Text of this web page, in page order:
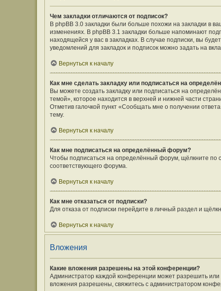
Чем закладки отличаются от подписок?
В phpBB 3.0 закладки были больше похожи на закладки в
изменениях. В phpBB 3.1 закладки больше напоминают
находящейся у вас в закладках. В случае подписки, вы
уведомлений для закладок и подписок можно задать на
Вернуться к началу
Как мне сделать закладку или подписаться на
Вы можете создать закладку или подписаться на
темой», которое находится в верхней и нижней части
Отметив галочкой пункт «Сообщать мне о получении
тему.
Вернуться к началу
Как мне подписаться на определённый форум?
Чтобы подписаться на определённый форум, щёлкните по
соответствующего форума.
Вернуться к началу
Как мне отказаться от подписки?
Для отказа от подписки перейдите в личный раздел и
Вернуться к началу
Вложения
Какие вложения разрешены на этой конференции?
Администратор каждой конференции может разрешить
вложения разрешены, свяжитесь с администратором